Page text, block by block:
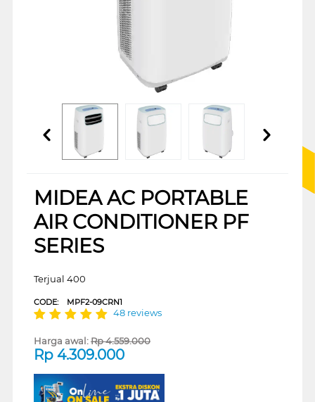
MIDEA AC PORTABLE
AIR CONDITIONER PF
SERIES
Terjual 400
CODE: MPF2-09CRN1
48 reviews
Harga awal:Rp4.559.000
Rp 4.309.000